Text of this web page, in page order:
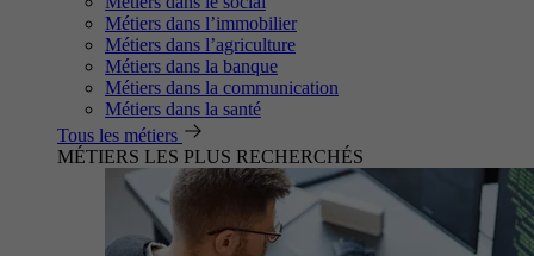
Métiers dans l’immobilier
Métiers dans l’agriculture
Métiers dans la banque
Métiers dans la communication
Métiers dans la santé
Tous les métiers
MÉTIERS LES PLUS RECHERCHÉS